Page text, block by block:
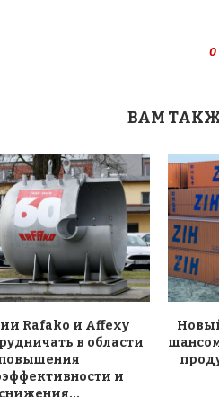
0
ВАМ
Rafako и Affexy
в области
и